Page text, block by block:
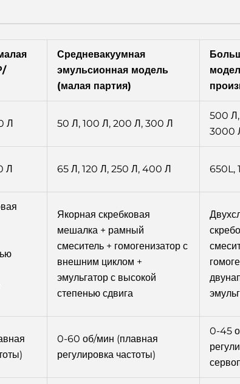
Средневакуумная
эмульсионная модель
(малая партия)
Л 50 Л, 100 Л, 200 Л, 300 Л
500
3000
Л 65 Л, 120 Л, 250 Л, 400 Л 650L,
Якорная скребковая
мешалка + рамный
смеситель + гомогенизатор с
внешним циклом +
эмульгатор с высокой
степенью сдвига
0-60 об/мин (плавная
регулировка частоты)
0-45